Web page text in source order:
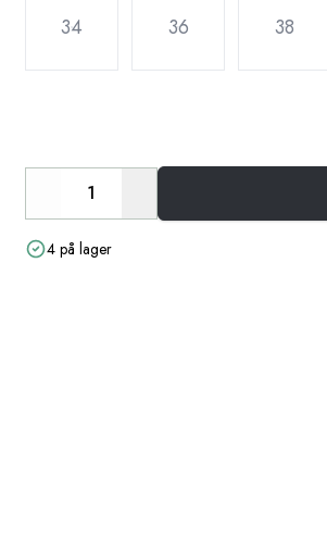
34 36 38
Decrease
4 på lager